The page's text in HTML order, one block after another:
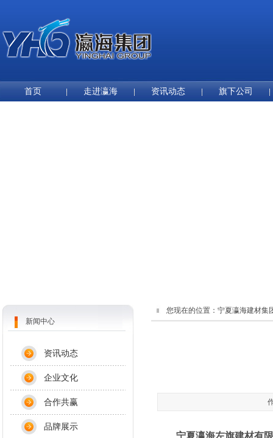
首页 走进瀛海 资讯动态 旗下公司
您现在的位置： 宁夏瀛海建材集
宁夏瀛海左旗建材有
新闻中心
资讯动态
企业文化
合作共赢
品牌展示